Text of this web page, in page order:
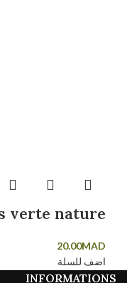
verte nature
20.00MAD
اضف للسلة
INFORMATIONS